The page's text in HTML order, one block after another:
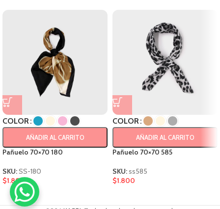
COLOR
AÑADIR AL CARRITO
Pañuelo 70×70 180
SKU:SS-180
$1.800
COLOR
AÑADIR AL CARRITO
Pañuelo 70×70 585
SKU:ss585
$1.800